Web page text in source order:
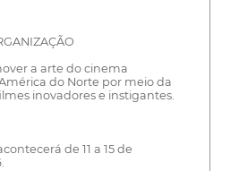
a arte do cinema
do Norte por meio da
inovadores e instigantes.
de 11 a 15 de